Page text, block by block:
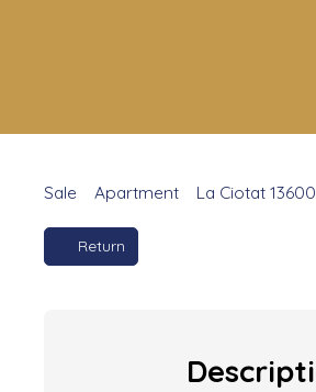
Sale Apartment La Ciotat 13600
Return